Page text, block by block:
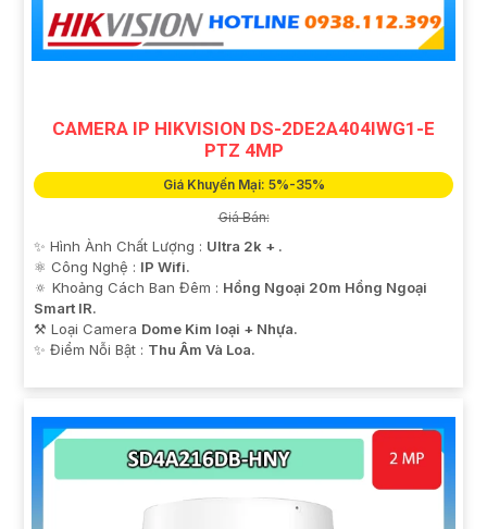
CAMERA IP HIKVISION DS-2DE2A404IWG1-E
PTZ 4MP
Giá Khuyến Mại: 5%-35%
Giá Bán:
✨ Hình Ành Chất Lượng : Ultra 2k + .
⚛️ Công Nghệ : IP Wifi.
🔅 Khoảng Cách Ban Đêm : Hồng Ngoại 20m Hồng Ngoại
Smart IR.
⚒ Loại Camera Dome Kim loại + Nhựa.
️✨ Điểm Nỗi Bật : Thu Âm Và Loa.